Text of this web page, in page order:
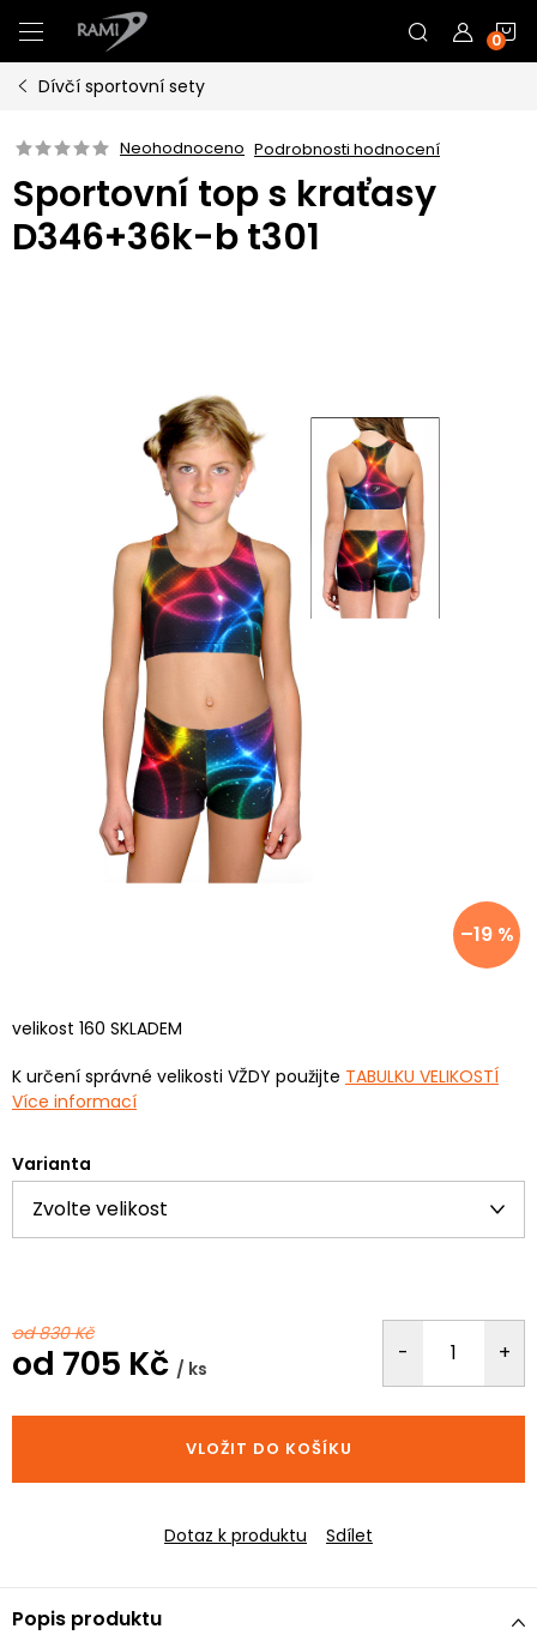
na
obsah
Dívčí sportovní sety
Neohodnoceno Podrobnosti hodnocení
Sportovní top s kraťasy
D346+36k-b t301
–19 %
velikost 160 SKLADEM
K určení správné velikosti VŽDY použijte TABULKU VELIKOSTÍ
Více informací
Varianta
od 830 Kč
od 705 Kč / ks
cena:
VLOŽIT DO KOŠÍKU
Dotaz k produktu Sdílet
Popis produktu